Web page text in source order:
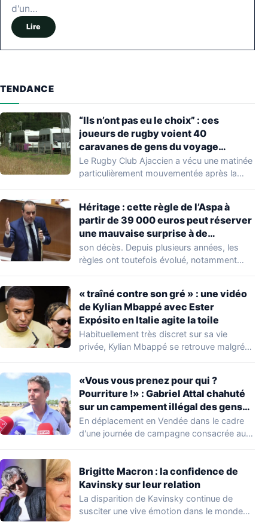
d'un…
Lire
TENDANCE
“Ils n’ont pas eu le choix” : ces
joueurs de rugby voient 40
caravanes de gens du voyage
s’installer dans leur stade, ils les
délogent en moins d’1 heure
Le Rugby Club Ajaccien a vécu une matinée
particulièrement mouvementée après la
Héritage : cette règle de l’Aspa à
partir de 39 000 euros peut réserver
une mauvaise surprise à de
nombreuses familles
son décès. Depuis plusieurs années, les
règles ont toutefois évolué, notamment
« traîné contre son gré » : une vidéo
de Kylian Mbappé avec Ester
Expósito en Italie agite la toile
Habituellement très discret sur sa vie
privée, Kylian Mbappé se retrouve malgré
«Vous vous prenez pour qui ?
Pourriture !» : Gabriel Attal chahuté
sur un campement illégal des gens
du voyage
En déplacement en Vendée dans le cadre
d'une journée de campagne consacrée aux
Brigitte Macron : la confidence de
Kavinsky sur leur relation
La disparition de Kavinsky continue de
susciter une vive émotion dans le monde